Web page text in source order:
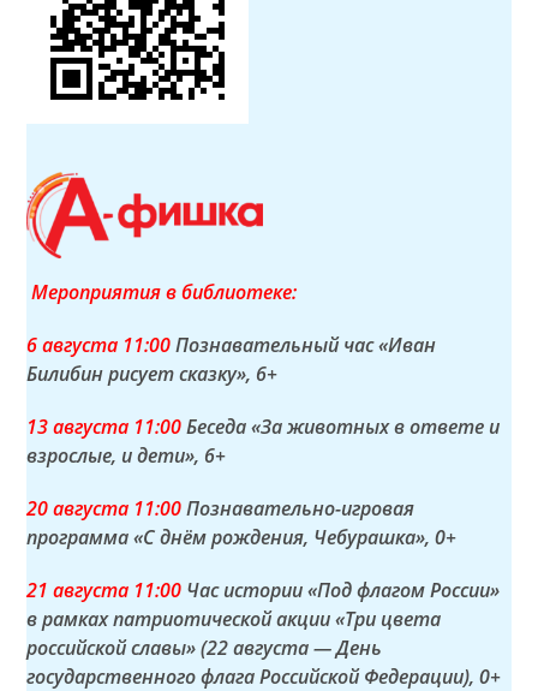
Мероприятия в библиотеке:
6 августа 11:00Познавательный час «Иван
Билибин рисует сказку», 6+
13 августа 11:00Беседа «За животных в ответе и
взрослые, и дети», 6+
20 августа 11:00Познавательно-игровая
программа «С днём рождения, Чебурашка», 0+
21 августа 11:00 Час истории «Под флагом России»
в рамках патриотической акции «Три цвета
российской славы» (22 августа — День
государственного флага Российской Федерации), 0+